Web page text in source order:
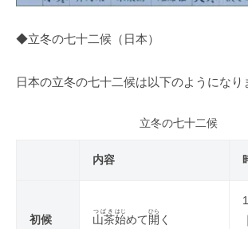
◆立冬の七十二候（日本）
日本の立冬の七十二候は以下のようになり
立冬の七十二候
内容
初候 山茶
つばき
始
はじ
めて 開
ひら
く